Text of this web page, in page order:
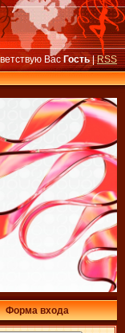
Вас Гость|RSS
Форма входа